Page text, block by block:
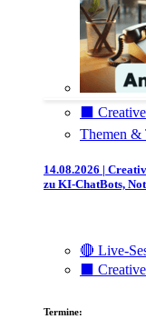
⬛️
Themen &
14.08.2026 |
zu KI-ChatBots,
🔴 Live-
⬛️
Termine: